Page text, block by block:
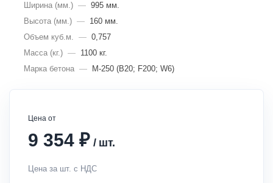
Ширина (мм.) — 995 мм.
Высота (мм.) — 160 мм.
Объем куб.м. — 0,757
Масса (кг.) — 1100 кг.
Марка бетона — М-250 (В20; F200; W6)
Цена от
9 354 ₽ / шт.
Цена за шт. с НДС